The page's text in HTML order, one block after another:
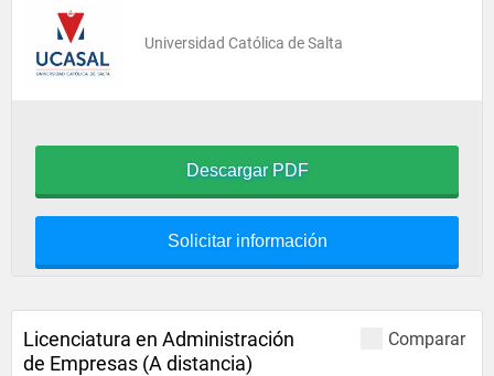
Universidad Católica de Salta
Descargar PDF
Solicitar información
Comparar
Licenciatura en Administración
de Empresas (A distancia)